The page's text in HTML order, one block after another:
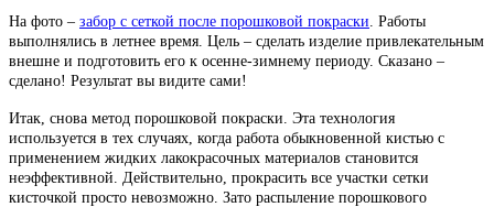
На фото – забор с сеткой после порошковой покраски . Работы
выполнялись в летнее время. Цель – сделать изделие привлекательным
внешне и подготовить его к осенне-зимнему периоду. Сказано –
сделано! Результат вы видите сами!
Итак, снова метод порошковой покраски. Эта технология
используется в тех случаях, когда работа обыкновенной кистью с
применением жидких лакокрасочных материалов становится
неэффективной. Действительно, прокрасить все участки сетки
кисточкой просто невозможно. Зато распыление порошкового